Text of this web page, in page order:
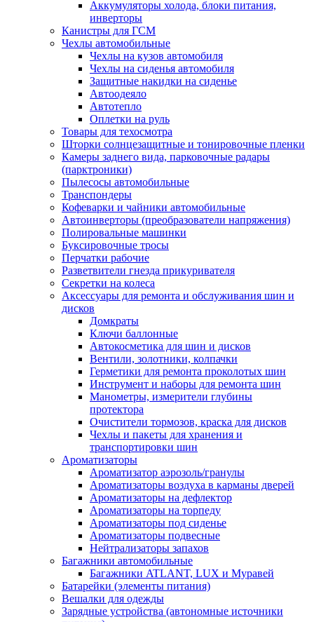
Аккумуляторы холода, блоки питания,
инверторы
Канистры для ГСМ
Чехлы автомобильные
Чехлы на кузов автомобиля
Чехлы на сиденья автомобиля
Защитные накидки на сиденье
Автоодеяло
Автотепло
Оплетки на руль
Товары для техосмотра
Шторки солнцезащитные и тонировочные пленки
Камеры заднего вида, парковочные радары
(парктроники)
Пылесосы автомобильные
Транспондеры
Кофеварки и чайники автомобильные
Автоинверторы (преобразователи напряжения)
Полировальные машинки
Буксировочные тросы
Перчатки рабочие
Разветвители гнезда прикуривателя
Секретки на колеса
Аксессуары для ремонта и обслуживания ‎шин и
дисков
Домкраты
Ключи баллонные
Автокосметика для шин и дисков
Вентили, золотники, колпачки
Герметики для ремонта проколотых шин
Инструмент и наборы для ремонта шин
Манометры, измерители глубины
протектора
Очистители тормозов, краска для дисков
Чехлы и пакеты для хранения и
транспортировки шин
Ароматизаторы
Ароматизатор аэрозоль/гранулы
Ароматизаторы воздуха в карманы дверей
Ароматизаторы на дефлектор
Ароматизаторы на торпеду
Ароматизаторы под сиденье
Ароматизаторы подвесные
Нейтрализаторы запахов
Багажники автомобильные
Багажники ATLANT, LUX и Муравей
Батарейки (элементы питания)
Вешалки для одежды
Зарядные устройства (автономные источники